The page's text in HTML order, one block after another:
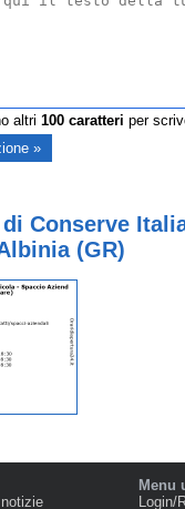
altri 100caratteri per
Conserve
(GR)
Menu
Login/